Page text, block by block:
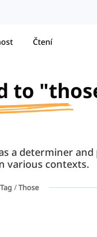
Čtení
to
a determiner
various contexts.
Tag Those